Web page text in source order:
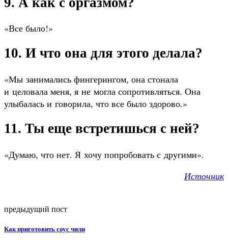
«Все было!»
10. И что она для этого делала?
«Мы занимались фингерингом, она стонала
и целовала меня, я не могла сопротивляться. Она
улыбалась и говорила, что все было здорово.»
11. Ты еще встретишься с ней?
«Думаю, что нет. Я хочу попробовать с другими».
Источник
предыдущий пост
Как приготовить соус чили